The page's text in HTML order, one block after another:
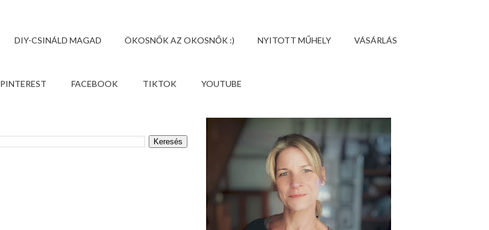
DIY-CSINÁLD MAGAD ÖKOSNŐK AZ OKOSNŐK :) NYITOTT MŰHELY VÁSÁRLÁS
PINTEREST FACEBOOK TIKTOK YOUTUBE